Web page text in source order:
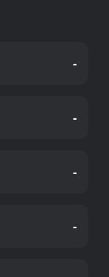
-
-
-
-